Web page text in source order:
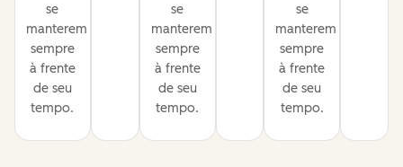
se
manterem
sempre
à frente
de seu
tempo.
se
manterem
sempre
à frente
de seu
tempo.
se
manterem
sempre
à frente
de seu
tempo.